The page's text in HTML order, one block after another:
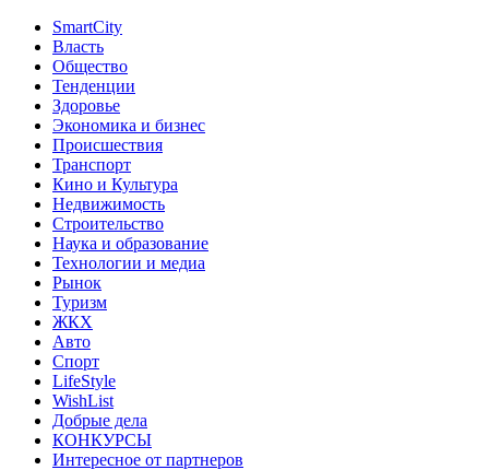
SmartCity
Власть
Общество
Тенденции
Здоровье
Экономика и бизнес
Происшествия
Транспорт
Кино и Культура
Недвижимость
Строительство
Наука и образование
Технологии и медиа
Рынок
Туризм
ЖКХ
Авто
Спорт
LifeStyle
WishList
Добрые дела
КОНКУРСЫ
Интересное от партнеров